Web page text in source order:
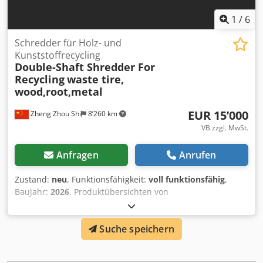
1 / 6
Zheng Zhou Shi 8’260 km
Schredder für Holz- und
Kunststoffrecycling
Double-Shaft Shredder For
Recyclingwaste tire,
wood,root,metal
EUR 15’000
VB zzgl. MwSt.
Anfragen Anrufen
Zustand: neu, Funktionsfähigkeit: voll funktionsfähig,
Baujahr: 2026, Produktübersichten von
Doppelwellenzerkleinerern für Industrieabfälle aus Holz
und Holzpaletten Zerkleinerer können im Allgemeinen zum
Zerkleinern von schwer zerbrechlichen Kunststoffen,
Gummi, großen Reifen, großen Nylonmaterialien, großen
Suche speichern